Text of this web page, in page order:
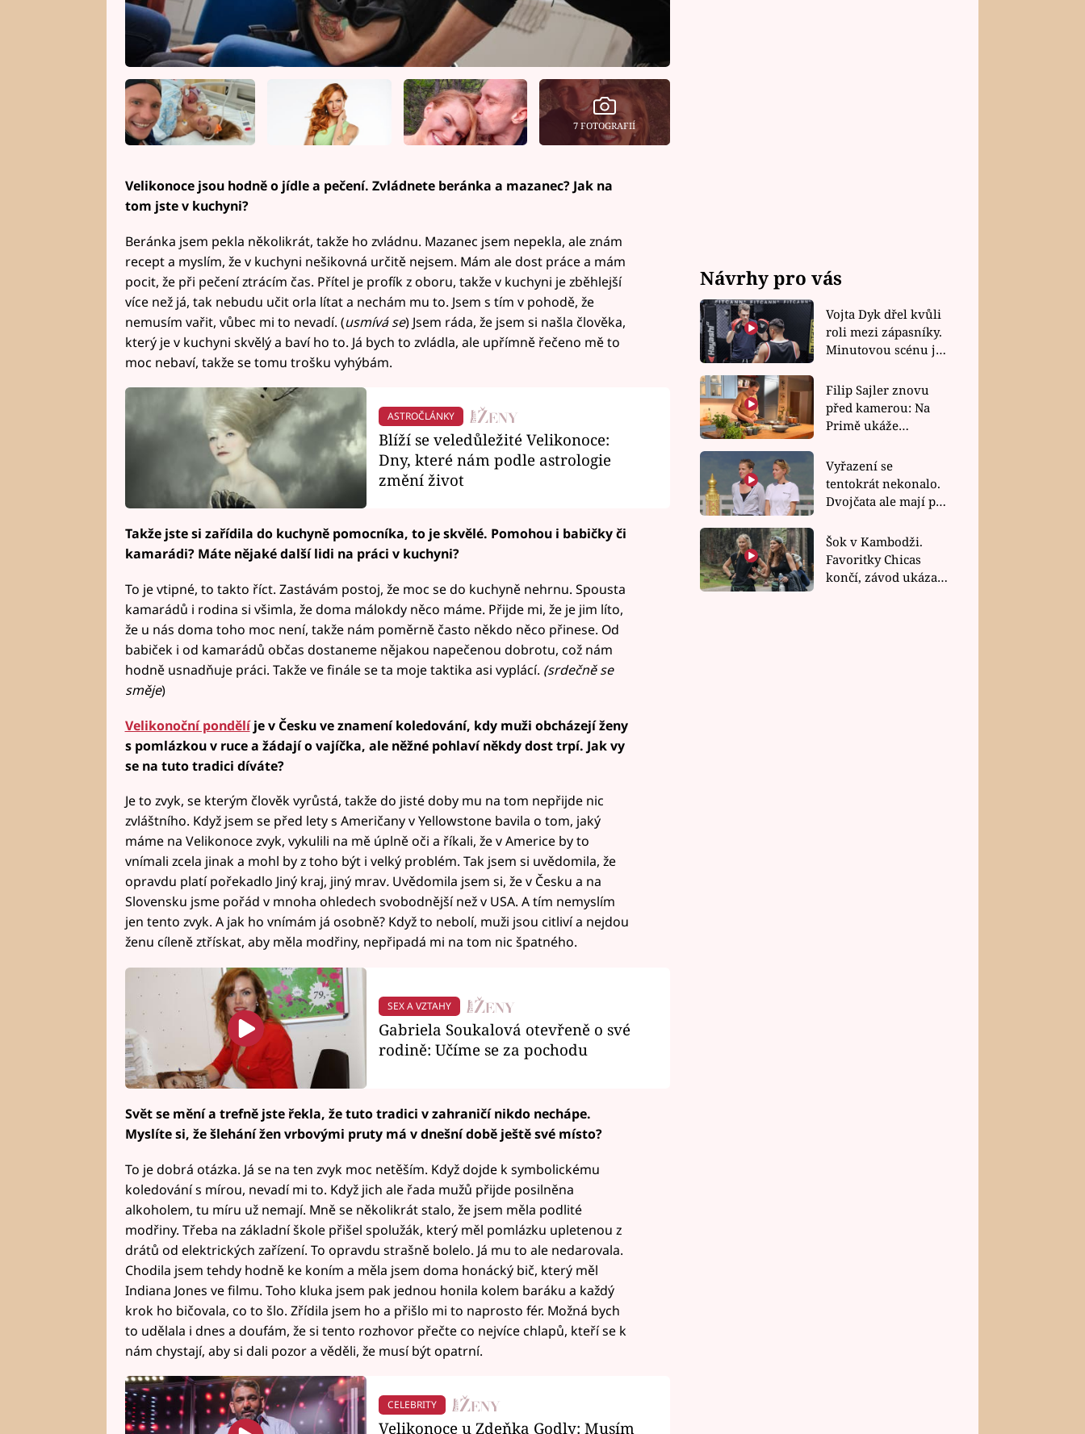
7 FOTOGRAFIÍ
Velikonoce jsou hodně o jídle a pečení. Zvládnete beránka a mazanec? Jak na
tom jste v kuchyni?
Beránka jsem pekla několikrát, takže ho zvládnu. Mazanec jsem nepekla, ale znám
recept a myslím, že v kuchyni nešikovná určitě nejsem. Mám ale dost práce a mám
pocit, že při pečení ztrácím čas. Přítel je profík z oboru, takže v kuchyni je zběhlejší
více než já, tak nebudu učit orla lítat a nechám mu to. Jsem s tím v pohodě, že
nemusím vařit, vůbec mi to nevadí. (usmívá se) Jsem ráda, že jsem si našla člověka,
který je v kuchyni skvělý a baví ho to. Já bych to zvládla, ale upřímně řečeno mě to
moc nebaví, takže se tomu trošku vyhýbám.
ASTROČLÁNKY
Blíží se veledůležité Velikonoce:
Dny, které nám podle astrologie
změní život
Takže jste si zařídila do kuchyně pomocníka, to je skvělé. Pomohou i babičky či
kamarádi? Máte nějaké další lidi na práci v kuchyni?
To je vtipné, to takto říct. Zastávám postoj, že moc se do kuchyně nehrnu. Spousta
kamarádů i rodina si všimla, že doma málokdy něco máme. Přijde mi, že je jim líto,
že u nás doma toho moc není, takže nám poměrně často někdo něco přinese. Od
babiček i od kamarádů občas dostaneme nějakou napečenou dobrotu, což nám
hodně usnadňuje práci. Takže ve finále se ta moje taktika asi vyplácí. (srdečně se
směje)
Velikonoční pondělíje v Česku ve znamení koledování, kdy muži obcházejí ženy
s pomlázkou v ruce a žádají o vajíčka, ale něžné pohlaví někdy dost trpí. Jak vy
se na tuto tradici díváte?
Je to zvyk, se kterým člověk vyrůstá, takže do jisté doby mu na tom nepřijde nic
zvláštního. Když jsem se před lety s Američany v Yellowstone bavila o tom, jaký
máme na Velikonoce zvyk, vykulili na mě úplně oči a říkali, že v Americe by to
vnímali zcela jinak a mohl by z toho být i velký problém. Tak jsem si uvědomila, že
opravdu platí pořekadlo Jiný kraj, jiný mrav.Uvědomila jsem si, že v Česku a na
Slovensku jsme pořád v mnoha ohledech svobodnější než v USA. A tím nemyslím
jen tento zvyk. A jak ho vnímám já osobně? Když to nebolí, muži jsou citliví a nejdou
ženu cíleně ztřískat, aby měla modřiny, nepřipadá mi na tom nic špatného.
SEX A VZTAHY
Gabriela Soukalová otevřeně o své
rodině: Učíme se za pochodu
Svět se mění a trefně jste řekla, že tuto tradici v zahraničí nikdo nechápe.
Myslíte si, že šlehání žen vrbovými pruty má v dnešní době ještě své místo?
To je dobrá otázka. Já se na ten zvyk moc netěším. Když dojde k symbolickému
koledování s mírou, nevadí mi to. Když jich ale řada mužů přijde posilněna
alkoholem, tu míru už nemají. Mně se několikrát stalo, že jsem měla podlité
modřiny. Třeba na základní škole přišel spolužák, který měl pomlázku upletenou z
drátů od elektrických zařízení. To opravdu strašně bolelo. Já mu to ale nedarovala.
Chodila jsem tehdy hodně ke koním a měla jsem doma honácký bič, který měl
Indiana Jones ve filmu. Toho kluka jsem pak jednou honila kolem baráku a každý
krok ho bičovala, co to šlo. Zřídila jsem ho a přišlo mi to naprosto fér. Možná bych
to udělala i dnes a doufám, že si tento rozhovor přečte co nejvíce chlapů, kteří se k
nám chystají, aby si dali pozor a věděli, že musí být opatrní.
CELEBRITY
Velikonoce u Zdeňka Godly: Musím
Návrhy pro vás
Vojta Dyk dřel kvůli
roli mezi zápasníky.
Minutovou scénu jel
Filip Sajler znovu
před kamerou: Na
Primě ukáže
rychlé recepty
Vyřazení se
tentokrát nekonalo.
Dvojčata ale mají po
závodu nůž na krku
Šok v Kambodži.
Favoritky Chicas
končí, závod ukázal